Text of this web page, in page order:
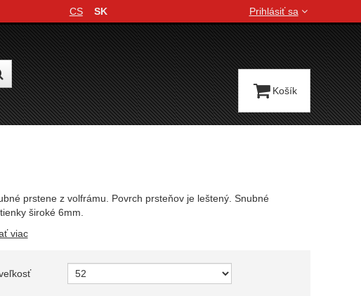
prstene z volfrámu. Povrch prsteňov je leštený. Snubné
široké 6mm.
viac
variant
Jazyková verzia
CS SK Prihlásiť sa
Košík